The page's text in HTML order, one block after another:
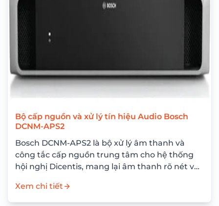
Bộ cấp nguồn và xử lý tín hiệu Audio Bosch
DCNM-APS2
Bosch DCNM-APS2 là bộ xử lý âm thanh và
công tắc cấp nguồn trung tâm cho hệ thống
hội nghị Dicentis, mang lại âm thanh rõ nét và
Xem chi tiết